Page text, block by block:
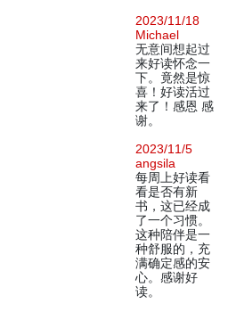
2023/11/18
Michael
无意间想起过
来好读怀念一
下。竟然是惊
喜！好读活过
来了！感恩 感
谢。
2023/11/5
angsila
每周上好读看
看是否有新
书，这已经成
了一个习惯。
这种陪伴是一
种舒服的，充
满确定感的安
心。感谢好
读。